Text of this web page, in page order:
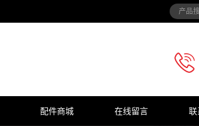
配件商城 在线留言 联